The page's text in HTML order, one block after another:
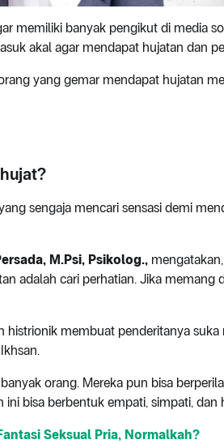
memiliki banyak pengikut di media
akal agar mendapat hujatan dan
yang gemar mendapat hujatan
sengaja mencari sensasi demi
M.Psi, Psikolog.,
adalah cari perhatian. Jika memang
histrionik membuat penderitanya suka
orang. Mereka pun bisa
bisa berbentuk empati, simpati, dan
Seksual Pria, Normalkah?